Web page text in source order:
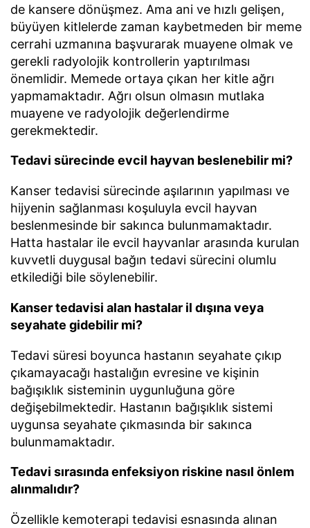
de kansere dönüşmez. Ama ani ve hızlı gelişen,
büyüyen kitlelerde zaman kaybetmeden bir meme
cerrahi uzmanına başvurarak muayene olmak ve
gerekli radyolojik kontrollerin yaptırılması
önemlidir. Memede ortaya çıkan her kitle ağrı
yapmamaktadır. Ağrı olsun olmasın mutlaka
muayene ve radyolojik değerlendirme
gerekmektedir.
Tedavi sürecinde evcil hayvan beslenebilir mi?
Kanser tedavisi sürecinde aşılarının yapılması ve
hijyenin sağlanması koşuluyla evcil hayvan
beslenmesinde bir sakınca bulunmamaktadır.
Hatta hastalar ile evcil hayvanlar arasında kurulan
kuvvetli duygusal bağın tedavi sürecini olumlu
etkilediği bile söylenebilir.
Kanser tedavisi alan hastalar il dışına veya
seyahate gidebilir mi?
Tedavi süresi boyunca hastanın seyahate çıkıp
çıkamayacağı hastalığın evresine ve kişinin
bağışıklık sisteminin uygunluğuna göre
değişebilmektedir. Hastanın bağışıklık sistemi
uygunsa seyahate çıkmasında bir sakınca
bulunmamaktadır.
Tedavi sırasında enfeksiyon riskine nasıl önlem
alınmalıdır?
Özellikle kemoterapi tedavisi esnasında alınan